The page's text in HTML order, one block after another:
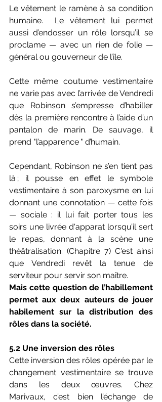
Le vêtement le ramène à sa condition
humaine.  Le vêtement lui permet
aussi d’endosser un rôle lorsqu’il se
proclame — avec un rien de folie —
général ou gouverneur de l’île.
Cette même coutume vestimentaire
ne varie pas avec l’arrivée de Vendredi
que Robinson s’empresse d’habiller
dès la première rencontre à l’aide d’un
pantalon de marin. De sauvage, il
prend "l’apparence " d’humain.
Cependant, Robinson ne s’en tient pas
là ; il pousse en effet le symbole
vestimentaire à son paroxysme en lui
donnant une connotation — cette fois
— sociale : il lui fait porter tous les
soirs une livrée d'apparat lorsqu’il sert
le repas, donnant à la scène une
théâtralisation. (Chapitre 7) C'est ainsi
que Vendredi revêt la tenue de
serviteur pour servir son maître.
Mais cette question de l’habillement
permet aux deux auteurs de jouer
habilement sur la distribution des
rôles dans la société.
5.2 Une inversion des rôles
Cette inversion des rôles opérée par le
changement vestimentaire se trouve
dans les deux œuvres. Chez
Marivaux, c’est bien l’échange de